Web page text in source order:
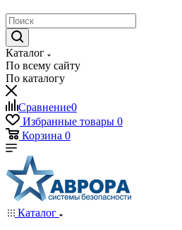
Каталог
По всему сайту
По каталогу
Сравнение0
Избранные товары 0
Корзина 0
Каталог